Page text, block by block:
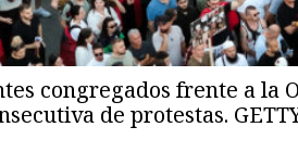
congregados frente a la
de protestas.